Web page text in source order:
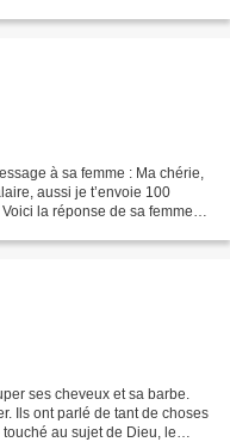
à sa femme : Ma chérie,
aussi je t’envoie 100
la réponse de sa femme
ses cheveux et sa barbe.
Ils ont parlé de tant de choses
au sujet de Dieu, le